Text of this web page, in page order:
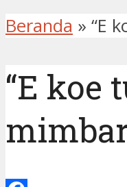
Beranda » “E
“E koe